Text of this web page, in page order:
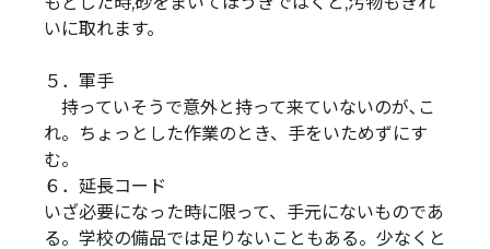
いに取れます。
５．軍手
持っていそうで意外と持って来ていないのが､こ
れ。ちょっとした作業のとき、手をいためずにす
む。
６．延長コード
いざ必要になった時に限って、手元にないものであ
る。学校の備品では足りないこともある。少なくと